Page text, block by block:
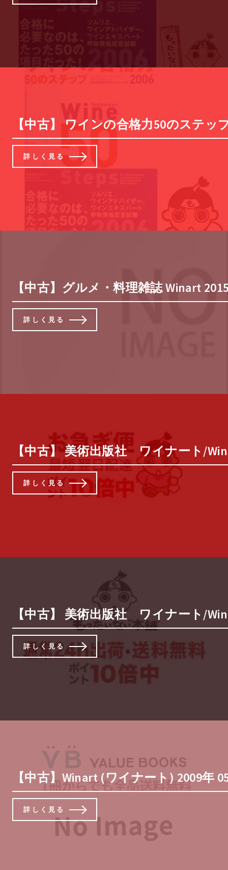
【中古】 ワインの合格力50のステ
詳しく見る
【中古】グルメ・料理雑誌 Winart
詳しく見る
【中古】 美術出版社 ワイナート/
詳しく見る
【中古】 美術出版社 ワイナート/
詳しく見る
【中古】Winart (ワイナート) 2009年
詳しく見る